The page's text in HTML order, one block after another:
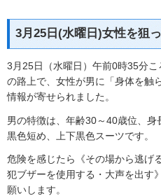
3月25日(水曜日)女性を狙
3月25日（水曜日）午前0時35分
の路上で、女性が男に「身体を触
情報が寄せられました。
男の特徴は、年齢30～40歳位、
黒色短め、上下黒色スーツです。
危険を感じたら《その場から逃げ
犯ブザーを使用する・大声を出す
願いします。